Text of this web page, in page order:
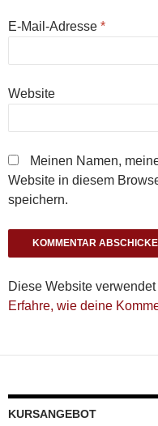
E-Mail-Adresse *
Website
Meinen Namen,
Website in diesem
speichern.
Diese Website
Erfahre, wie deine
KURSANGEBOT